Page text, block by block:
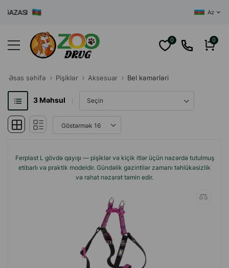
Az
0 0
Əsas səhifə Pişiklər Aksesuar Bel kəmərləri
3Məhsul
Ferplast L gövdə qayışı — pişiklər və kiçik itlər üçün nəzərdə tutulmuş
etibarlı və praktik modeldir. Gündəlik gəzintilər zamanı təhlükəsizlik
və rahat nəzarət təmin edir.